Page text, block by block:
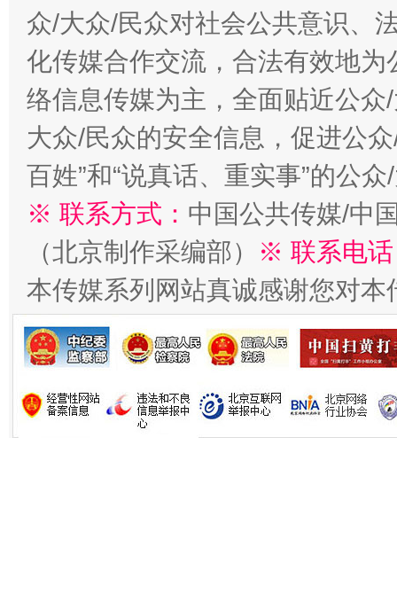
魏明亮
众/大众/民众对社会公共意识、
化传媒合作交流，合法有效地
络信息传媒为主，全面贴近公
大众/民众的安全信息，促进公
百姓”和“说真话、重实事”的公
※ 联系方式： 中国公共传媒/中
（北京制作采编部）
※ 联系电
本传媒系列网站真诚感谢您对